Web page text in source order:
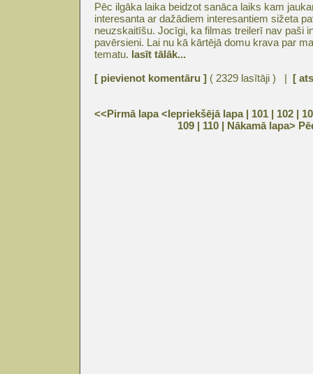
Pēc ilgāka laika beidzot sanāca laiks kam
interesanta ar dažādiem interesantiem sižeta
neuzskaitīšu. Jocīgi, ka filmas treilerī nav paši
pavērsieni. Lai nu kā kārtējā domu krava par
tematu. lasīt tālāk...
[ pievienot komentāru ] ( 2329 lasītāji ) | [
<<Pirmā lapa<Iepriekšējā lapa | 101 | 102 |
109 | 110 | Nākamā lapa>